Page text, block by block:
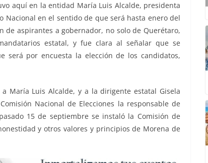
aquí en la entidad María Luis Alcalde, presidenta
Nacional en el sentido de que será hasta enero del
de aspirantes a gobernador, no solo de Querétaro,
estatal, y fue clara al señalar que se
será por encuesta la elección de los candidatos,
María Luis Alcalde, y a la dirigente estatal Gisela
Nacional de Elecciones la responsable de
15 de septiembre se instaló la Comisión de
y otros valores y principios de Morena de